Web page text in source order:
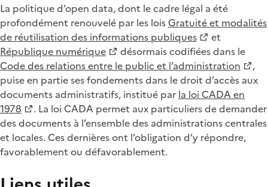
La politique d’open data, dont le cadre légal a été
profondément renouvelé par les loisGratuité et modalités
de réutilisation des informations publiques
et
République numérique
désormais codifiées dans le
Code des relations entre le public et l’administration
,
puise en partie ses fondements dans le droit d’accès aux
documents administratifs, institué par la loi CADA en
1978
. La loi CADA permet aux particuliers de demander
des documents à l’ensemble des administrations centrales
et locales. Ces dernières ont l’obligation d’y répondre,
favorablement ou défavorablement.